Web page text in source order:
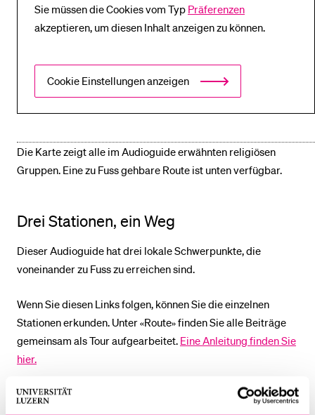
Sie müssen die Cookies vom Typ Präferenzen
akzeptieren, um diesen Inhalt anzeigen zu können.
Cookie Einstellungen anzeigen
Die Karte zeigt alle im Audioguide erwähnten religiösen
Gruppen. Eine zu Fuss gehbare Route ist unten verfügbar.
Drei Stationen, ein Weg
Dieser Audioguide hat drei lokale Schwerpunkte, die
voneinander zu Fuss zu erreichen sind.
Wenn Sie diesen Links folgen, können Sie die einzelnen
Stationen erkunden. Unter «Route» finden Sie alle Beiträge
gemeinsam als Tour aufgearbeitet. Eine Anleitung finden Sie
hier.
Station: Religionslandschaft en miniature
Anmeldung und Zulassung